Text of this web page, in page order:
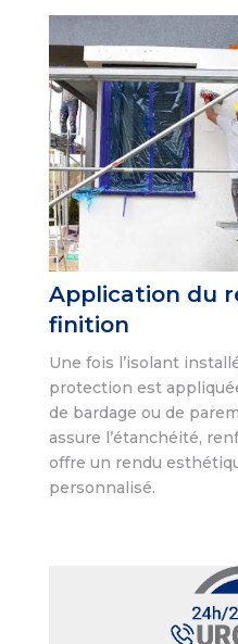
Application du
finition
Une fois l’isolant
protection est
de bardage ou de
assure l’étanchéité,
offre un rendu
personnalisé.